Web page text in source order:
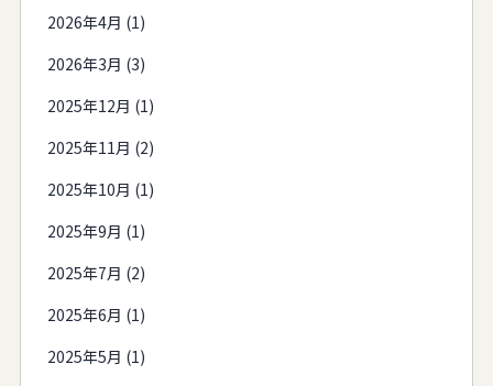
2026年4月 (1)
2026年3月 (3)
2025年12月 (1)
2025年11月 (2)
2025年10月 (1)
2025年9月 (1)
2025年7月 (2)
2025年6月 (1)
2025年5月 (1)